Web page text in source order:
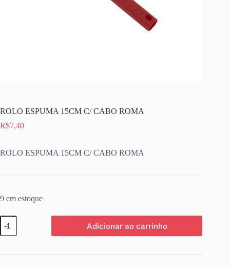
ROLO ESPUMA 15CM C/ CABO ROMA
R$7,40
ROLO ESPUMA 15CM C/ CABO ROMA
9 em estoque
ROLO
ESPUMA
15CM
Adicionar ao carrinho